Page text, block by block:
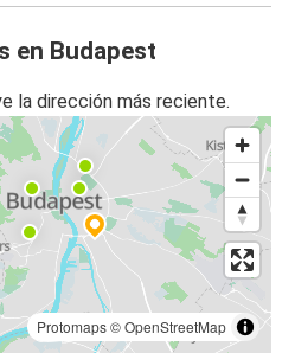
en Budapest
la dirección más reciente.
Protomaps©OpenStreetMap